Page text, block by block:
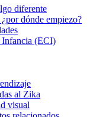
diferente
dónde empiezo?
Infancia (ECI)
al Zika
visual